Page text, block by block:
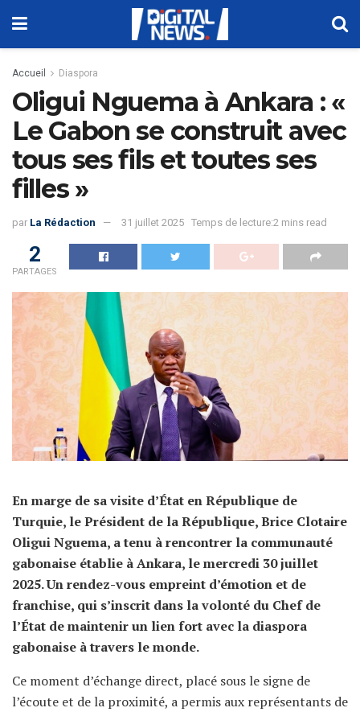
Accueil Diaspora
Oligui Nguema à Ankara : «
Le Gabon se construit avec
tous ses fils et toutes ses
filles »
par La Rédaction 31 juillet 2025 Temps de lecture:2 mins read
2
PARTAGES
En marge de sa visite d’État en République de
Turquie, le Président de la République, Brice Clotaire
Oligui Nguema, a tenu à rencontrer la communauté
gabonaise établie à Ankara, le mercredi 30 juillet
2025. Un rendez-vous empreint d’émotion et de
franchise, qui s’inscrit dans la volonté du Chef de
l’État de maintenir un lien fort avec la diaspora
gabonaise à travers le monde.
Ce moment d’échange direct, placé sous le signe de
l’écoute et de la proximité, a permis aux représentants de